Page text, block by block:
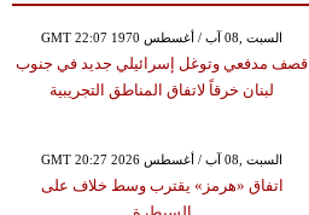
GMT 22:07 1970 السبت ,08 آب / أغسطس
قصف مدفعي وتوغل إسرائيلي جديد في جنوب
لبنان خرقاً لاتفاق المناطق التجريبية
GMT 20:27 2026 السبت ,08 آب / أغسطس
اتفاق «هرمز» يقترب وسط خلاف على